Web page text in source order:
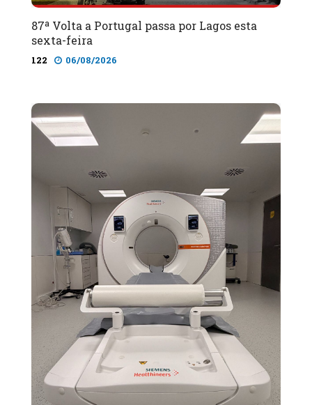
87ª Volta a Portugal passa por Lagos esta
sexta-feira
122 06/08/2026